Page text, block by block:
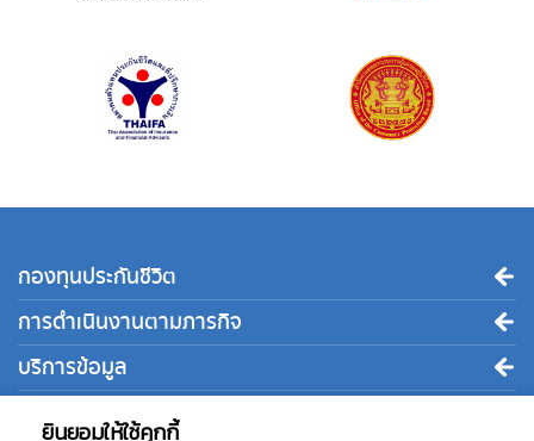
ยินยอมให้ใช้คุกกี้
กองทุนประกันชีวิต
การดำเนินงานตามภารกิจ
บริการข้อมูล